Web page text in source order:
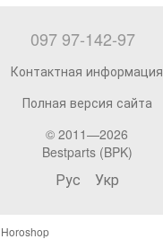
097 97-142-97
Контактная информация
Полная версия сайта
© 2011—2026
Bestparts (BPK)
Рус Укр